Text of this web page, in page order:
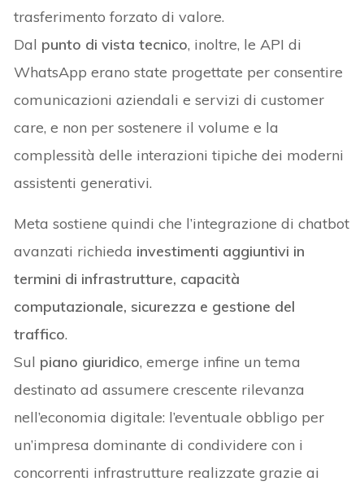
trasferimento forzato di valore.
Dal punto di vista tecnico, inoltre, le API di
WhatsApp erano state progettate per consentire
comunicazioni aziendali e servizi di customer
care, e non per sostenere il volume e la
complessità delle interazioni tipiche dei moderni
assistenti generativi.
Meta sostiene quindi che l’integrazione di chatbot
avanzati richieda investimenti aggiuntivi in
termini di infrastrutture, capacità
computazionale, sicurezza e gestione del
traffico.
Sul piano giuridico, emerge infine un tema
destinato ad assumere crescente rilevanza
nell’economia digitale: l’eventuale obbligo per
un’impresa dominante di condividere con i
concorrenti infrastrutture realizzate grazie ai